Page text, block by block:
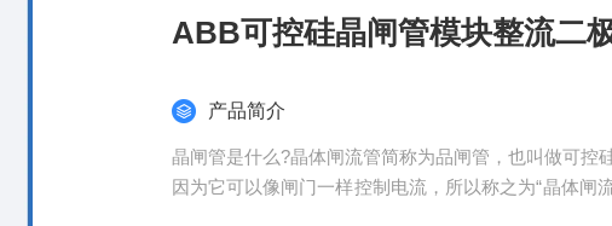
ABB可控硅晶闸管模块整流二
产品简介
晶闸管是什么?晶体闸流管简称为品闸管，也叫做可控
因为它可以像闸门一样控制电流，所以称之为“晶体闸